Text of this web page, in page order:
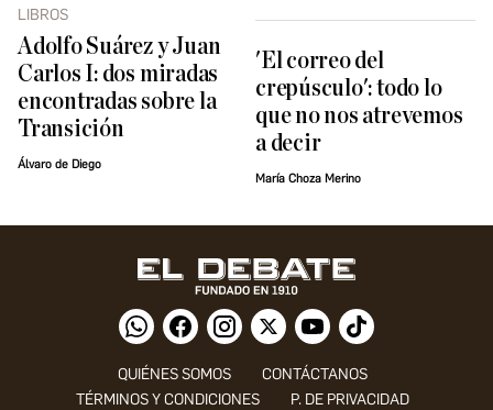
LIBROS
Adolfo Suárez y Juan
Carlos I: dos miradas
encontradas sobre la
Transición
Álvaro de Diego
'El correo del
crepúsculo': todo lo
que no nos atrevemos
a decir
María Choza Merino
QUIÉNES SOMOS
CONTÁCTANOS
TÉRMINOS Y CONDICIONES
P. DE PRIVACIDAD